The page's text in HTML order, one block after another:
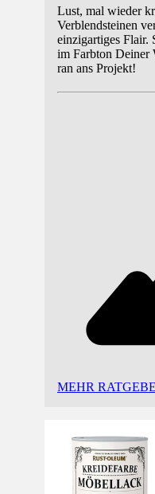
Lust, mal wieder
Verblendsteinen
einzigartiges Flair.
im Farbton Deiner
ran ans Projekt!
MEHR